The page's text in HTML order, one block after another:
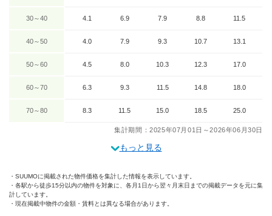
30～40 4.1 6.9 7.9 8.8 11.5
40～50 4.0 7.9 9.3 10.7 13.1
50～60 4.5 8.0 10.3 12.3 17.0
60～70 6.3 9.3 11.5 14.8 18.0
70～80 8.3 11.5 15.0 18.5 25.0
集計期間：2025年07月01日～2026年06月30日
もっと見る
SUUMOに掲載された物件価格を集計した情報を表示しています。
各駅から徒歩15分以内の物件を対象に、各月1日から翌々月末日までの掲載データを元に集
計しています。
現在掲載中物件の金額・賃料とは異なる場合があります。